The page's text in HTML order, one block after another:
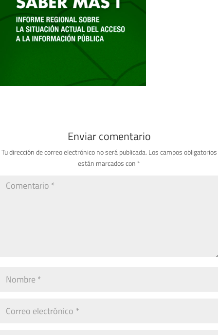
Enviar comentario
Tu dirección de correo electrónico no será publicada. Los campos obligatorios
están marcados con *